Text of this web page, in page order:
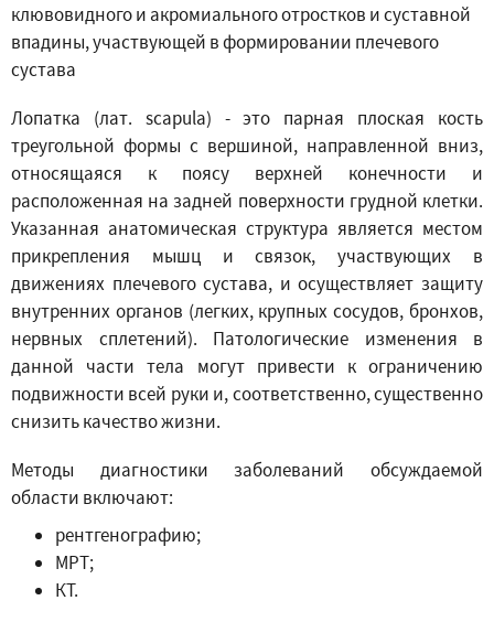
клювовидного и акромиального отростков и суставной
впадины, участвующей в формировании плечевого
сустава
Лопатка (лат. scapula) - это парная плоская кость
треугольной формы с вершиной, направленной вниз,
относящаяся к поясу верхней конечности и
расположенная на задней поверхности грудной клетки.
Указанная анатомическая структура является местом
прикрепления мышц и связок, участвующих в
движениях плечевого сустава, и осуществляет защиту
внутренних органов (легких, крупных сосудов, бронхов,
нервных сплетений). Патологические изменения в
данной части тела могут привести к ограничению
подвижности всей руки и, соответственно, существенно
снизить качество жизни.
Методы диагностики заболеваний обсуждаемой
области включают:
рентгенографию;
МРТ;
КТ.